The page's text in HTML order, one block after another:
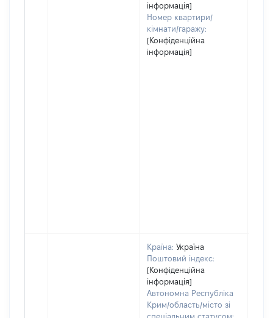
інформація]
Номер квартири/
кімнати/гаражу:
[Конфіденційна
інформація]
Країна: Україна
Поштовий індекс:
[Конфіденційна
інформація]
Автономна Республіка
Крим/область/місто зі
спеціальним статусом: